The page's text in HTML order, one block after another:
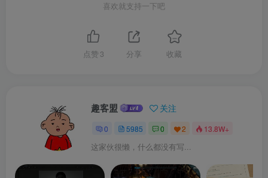
喜欢就支持一下吧
点赞 3 分享 收藏
趣客盟 关注
0 5985 0 2 13.8W+
这家伙很懒，什么都没有写...